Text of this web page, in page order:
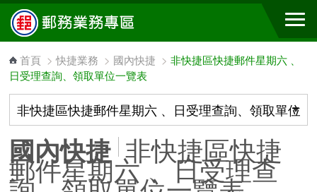
跳到主要內容區塊
首頁 >快捷業務 > 國內快捷 >非快捷區快捷郵件星期六 、
日受理查詢、領取單位一覽表
國內快捷 非快捷區快捷
郵件星期六 、日受理查